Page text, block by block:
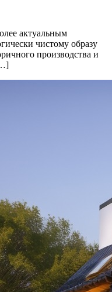
актуальным
чистому образу
производства и